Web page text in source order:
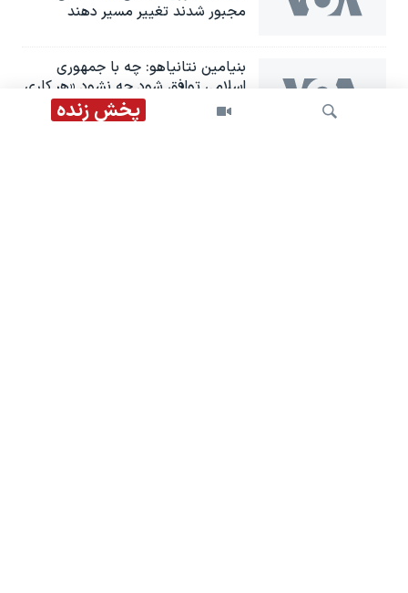
پخش زنده
مجبور شدند تغییر مسیر دهند
بنیامین نتانیاهو: چه با جمهوری
اسلامی توافق شود چه نشود «هر کاری
را که لازم باشد» انجام می‌دهیم